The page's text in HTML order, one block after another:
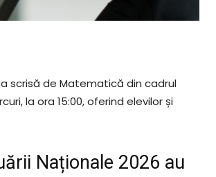
scrisă de Matematică din cadrul
la ora 15:00, oferind elevilor și
Naționale 2026 au